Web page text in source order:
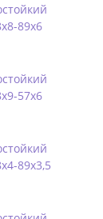
89х6
57х6
89х3,5